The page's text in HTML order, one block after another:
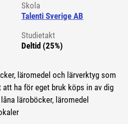
Skola
Talenti Sverige AB
Studietakt
Deltid (25%)
läromedel och lärverktyg som
ha för eget bruk köps in av dig
läroböcker, läromedel